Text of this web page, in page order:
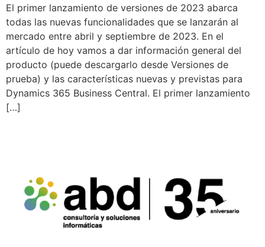
El primer lanzamiento de versiones de 2023 abarca
todas las nuevas funcionalidades que se lanzarán al
mercado entre abril y septiembre de 2023. En el
artículo de hoy vamos a dar información general del
producto (puede descargarlo desde Versiones de
prueba) y las características nuevas y previstas para
Dynamics 365 Business Central. El primer lanzamiento
[…]